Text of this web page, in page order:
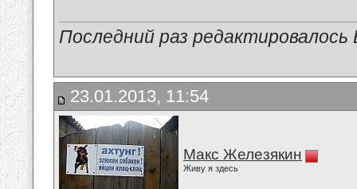
Последний раз
23.01.2013, 11:54
Макс Железякин
Живу я здесь